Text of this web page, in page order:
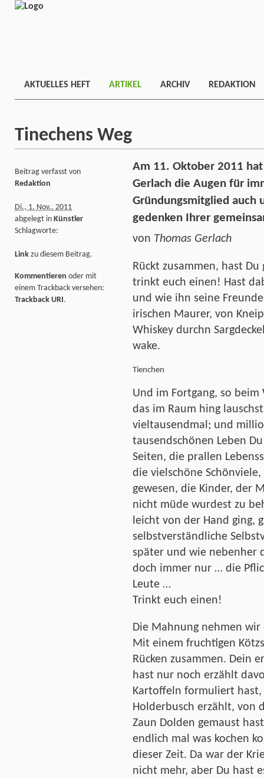
AKTUELLES HEFT ARTIKEL ARCHIV REDAKTION
Tinechens Weg
Am 11. Oktober 2011
Gerlach die Augen für
Gründungsmitglied auch
gedenken Ihrer
von Thomas Gerlach
Rückt zusammen, hast
trinkt euch einen! Hast
und wie ihn seine
irischen Maurer, von
Whiskey durchn
wake.
Tienchen
Und im Fortgang, so
das im Raum hing
vieltausendmal; und
tausendschönen Leben
Seiten, die prallen
die vielschöne
gewesen, die Kinder, der
nicht müde wurdest zu
leicht von der Hand ging,
selbstverständliche
später und wie nebenher
doch immer nur … die
Leute …
Trinkt euch einen!
Die Mahnung nehmen wir
Mit einem fruchtigen
Rücken zusammen. Dein
hast nur noch erzählt
Kartoffeln formuliert
Holderbusch erzählt, von
Zaun Dolden gemaust
endlich mal was kochen
dieser Zeit. Da war der
nicht mehr, aber Du hast
Beitrag verfasst von
Redaktion
Di., 1. Nov.. 2011
abgelegt in Künstler
Schlagworte:
Link zu diesem Beitrag.
Kommentieren oder mit
einem Trackback versehen:
Trackback URI.